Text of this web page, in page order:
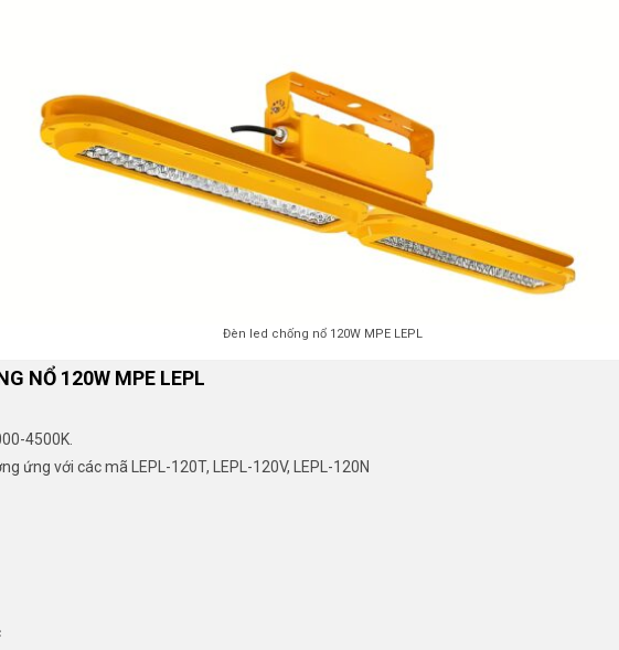
Đèn led chống nổ 120W MPE LEPL
NỔ 120W MPE LEPL
4500K.
ứng với các mã LEPL-120T, LEPL-120V, LEPL-120N